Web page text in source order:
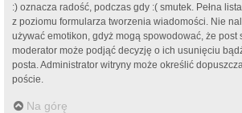
:) oznacza radość, podczas gdy :( smutek. Pełna
z poziomu formularza tworzenia wiadomości. Nie
używać emotikon, gdyż mogą spowodować, że post
moderator może podjąć decyzję o ich usunięciu
posta. Administrator witryny może określić
poście.
Na górę